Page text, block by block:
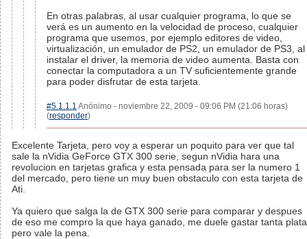
En otras palabras, al usar cualquier programa, lo que se
verá es un aumento en la velocidad de proceso, cualquier
programa que usemos, por ejemplo editores de video,
virtualización, un emulador de PS2, un emulador de PS3, al
instalar el driver, la memoria de video aumenta. Basta con
conectar la computadora a un TV suficientemente grande
para poder disfrutar de esta tarjeta.
#5.1.1.1 Anónimo - noviembre 22, 2009 - 09:06 PM (21:06 horas)
(responder)
Excelente Tarjeta, pero voy a esperar un poquito para ver que tal
sale la nVidia GeForce GTX 300 serie, segun nVidia hara una
revolucion en tarjetas grafica y esta pensada para ser la numero 1
del mercado, pero tiene un muy buen obstaculo con esta tarjeta de
Ati.
Ya quiero que salga la de GTX 300 serie para comparar y despues
de eso me compro la que haya ganado, me duele gastar tanta plata
pero vale la pena.